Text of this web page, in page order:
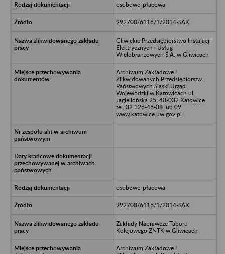
osobowo-płacowa
992700/6116/1/2014-SAK
Gliwickie Przedsiębiorstwo Instalacji
Elektrycznych i Usług
Wielobranżowych S.A. w Gliwicach
Archiwum Zakładowe i
Zlikwidowanych Przedsiębiorstw
Państwowych Śląski Urząd
Wojewódzki w Katowicach ul.
Jagiellońska 25, 40-032 Katowice
tel. 32 326-46-08 lub 09
www.katowice.uw.gov.pl
osobowo-płacowa
992700/6116/1/2014-SAK
Zakłady Naprawcze Taboru
Kolejowego ZNTK w Gliwicach
Archiwum Zakładowe i